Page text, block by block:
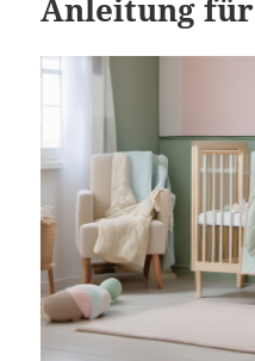
Anleitung